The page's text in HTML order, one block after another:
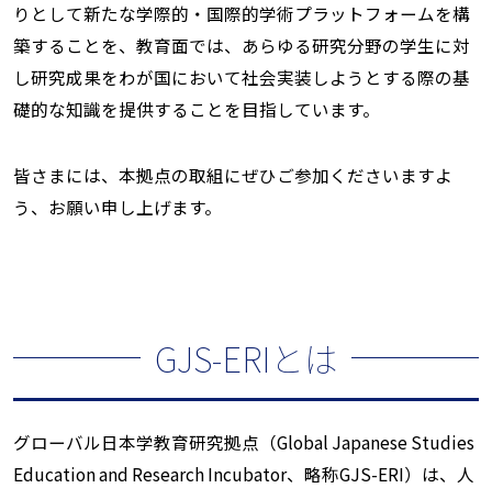
りとして新たな学際的・国際的学術プラットフォームを構
築することを、教育面では、あらゆる研究分野の学生に対
し研究成果をわが国において社会実装しようとする際の基
礎的な知識を提供することを目指しています。
皆さまには、本拠点の取組にぜひご参加くださいますよ
う、お願い申し上げます。
GJS-ERIとは
グローバル日本学教育研究拠点（Global Japanese Studies
Education and Research Incubator、略称GJS-ERI）は、人